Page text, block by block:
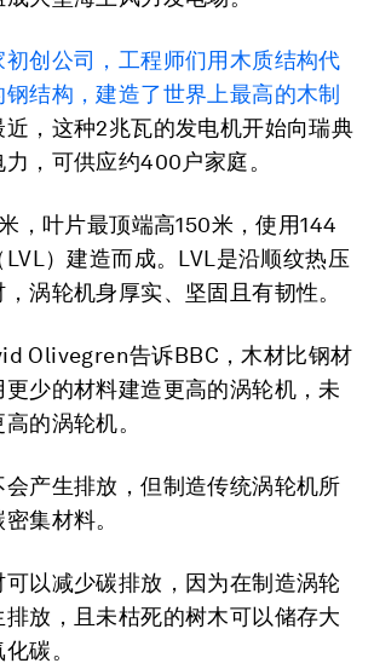
创公司，工程师们用木质结构代
结构，建造了世界上最高的木制
近，这种2兆瓦的发电机开始向瑞典
，可供应约400户家庭。
，叶片最顶端高150米，使用144
）建造而成。LVL是沿顺纹热压
涡轮机身厚实、坚固且有韧性。
Olivegren告诉BBC，木材比钢材
少的材料建造更高的涡轮机，未
的涡轮机。
产生排放，但制造传统涡轮机所
集材料。
可以减少碳排放，因为在制造涡轮
放，且未枯死的树木可以储存大
碳。